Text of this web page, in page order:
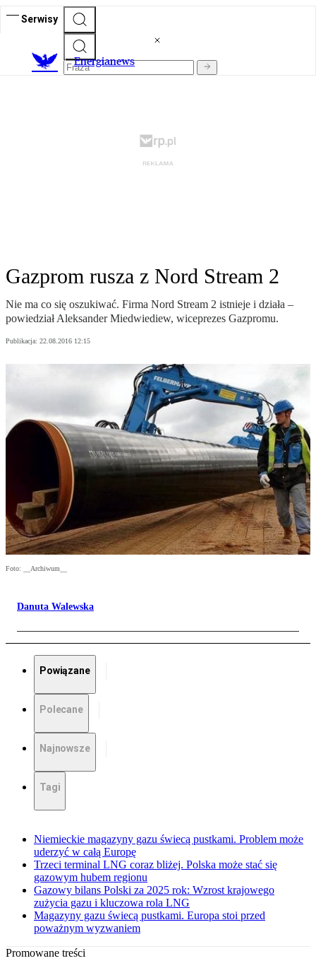
Serwisy
Energianews
Gazprom rusza z Nord Stream 2
Nie ma co się oszukiwać. Firma Nord Stream 2 istnieje i działa –
powiedział Aleksander Miedwiediew, wiceprezes Gazpromu.
Publikacja: 22.08.2016 12:15
Foto: __Archiwum__
Danuta Walewska
Powiązane
Polecane
Najnowsze
Tagi
Niemieckie magazyny gazu świecą pustkami. Problem może
uderzyć w całą Europę
Trzeci terminal LNG coraz bliżej. Polska może stać się
gazowym hubem regionu
Gazowy bilans Polski za 2025 rok: Wzrost krajowego
zużycia gazu i kluczowa rola LNG
Magazyny gazu świecą pustkami. Europa stoi przed
poważnym wyzwaniem
Promowane treści